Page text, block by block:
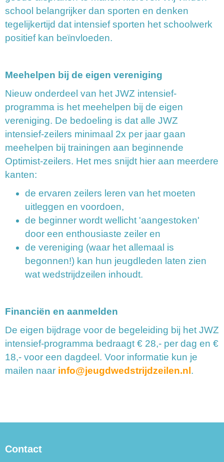
school belangrijker dan sporten en denken
tegelijkertijd dat intensief sporten het schoolwerk
positief kan beïnvloeden.
Meehelpen bij de eigen vereniging
Nieuw onderdeel van het JWZ intensief-
programma is het meehelpen bij de eigen
vereniging. De bedoeling is dat alle JWZ
intensief-zeilers minimaal 2x per jaar gaan
meehelpen bij trainingen aan beginnende
Optimist-zeilers. Het mes snijdt hier aan meerdere
kanten:
de ervaren zeilers leren van het moeten
uitleggen en voordoen,
de beginner wordt wellicht 'aangestoken'
door een enthousiaste zeiler en
de vereniging (waar het allemaal is
begonnen!) kan hun jeugdleden laten zien
wat wedstrijdzeilen inhoudt.
Financiën en aanmelden
De eigen bijdrage voor de begeleiding bij het JWZ
intensief-programma bedraagt € 28,- per dag en €
18,- voor een dagdeel. Voor informatie kun je
mailen naar ofni@jeugdwedstrijdzeilen.nl .
Contact